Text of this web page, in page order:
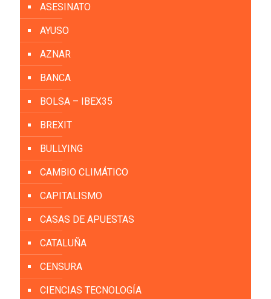
ASESINATO
AYUSO
AZNAR
BANCA
BOLSA – IBEX35
BREXIT
BULLYING
CAMBIO CLIMÁTICO
CAPITALISMO
CASAS DE APUESTAS
CATALUÑA
CENSURA
CIENCIAS TECNOLOGÍA